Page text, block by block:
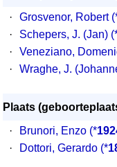
·
Grosvenor, Robert
·
Schepers, J. (Jan)
·
Veneziano,
·
Wraghe, J.
Plaats
·
Brunori, Enzo (*
·
Dottori, Gerardo (*